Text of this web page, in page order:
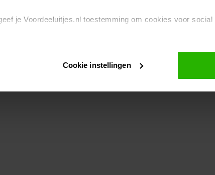
je Voordeeluitjes.nl toestemming om cookies voor
zelf instellen welke cookies worden geplaatst. Je kunt je
Cookie instellingen